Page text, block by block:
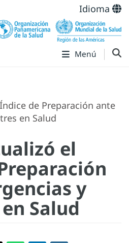
Idioma
Menú
de Preparación ante
en Salud
el
y
Salud